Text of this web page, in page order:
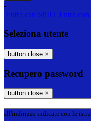
-
Entra con SPID Entra
Seleziona utente
button close ×
Recupero password
button close ×
all'indirizzo indicato con le